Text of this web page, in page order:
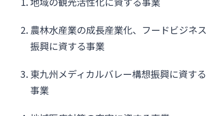
農林水産業の成長産業化、フードビジネス
振興に資する事業
東九州メディカルバレー構想振興に資する
事業